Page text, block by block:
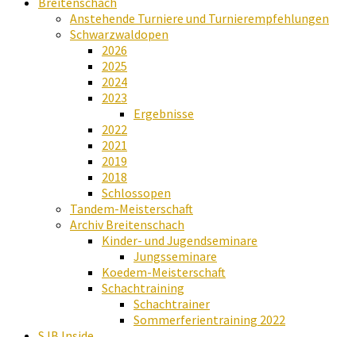
Anstehende Turniere und Turnierempfehlungen
Schwarzwaldopen
2026
2025
2024
2023
Ergebnisse
2022
2021
2019
2018
Schlossopen
Tandem-Meisterschaft
Archiv Breitenschach
Kinder- und Jugendseminare
Jungsseminare
Koedem-Meisterschaft
Schachtraining
Schachtrainer
Sommerferientraining 2022